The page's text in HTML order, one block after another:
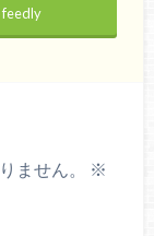
feedly
ません。
※